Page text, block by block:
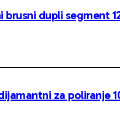
brusni dupli segment
za poliranje